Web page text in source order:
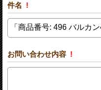
件名 !
お問い合わせ内容 !